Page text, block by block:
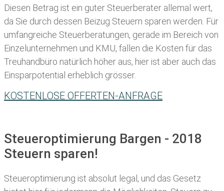
Diesen Betrag ist ein guter Steuerberater allemal wert,
da Sie durch dessen Beizug Steuern sparen werden. Für
umfangreiche Steuerberatungen, gerade im Bereich von
Einzelunternehmen und KMU, fallen die Kosten für das
Treuhandbüro natürlich höher aus, hier ist aber auch das
Einsparpotential erheblich grösser.
KOSTENLOSE OFFERTEN-ANFRAGE
Steueroptimierung Bargen - 2018
Steuern sparen!
Steueroptimierung ist absolut legal, und das Gesetz